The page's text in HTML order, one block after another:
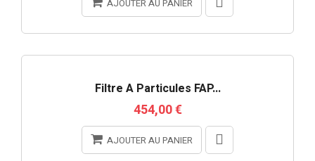
AJOUTER AU PANIER
Filtre À Particules FAP...
454,00 €
AJOUTER AU PANIER